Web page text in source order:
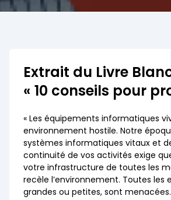
Extrait du Livre
« 10 conseils pour
« Les équipements informatiques
environnement hostile. Notre
systèmes informatiques vitaux et
continuité de vos activités exige
votre infrastructure de toutes les
recèle l’environnement. Toutes les
grandes ou petites, sont menacées.